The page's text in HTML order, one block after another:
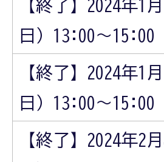
【終了】2024年1
日）13:00～15:00
【終了】2024年1
日）13:00～15:00
【終了】2024年2